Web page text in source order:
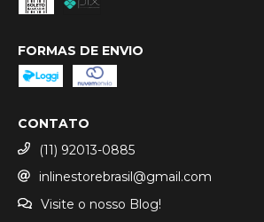
FORMAS DE ENVIO
CONTATO
(11) 92013-0885
inlinestorebrasil@gmail.com
Visite o nosso Blog!